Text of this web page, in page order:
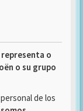
o
o su grupo
de los